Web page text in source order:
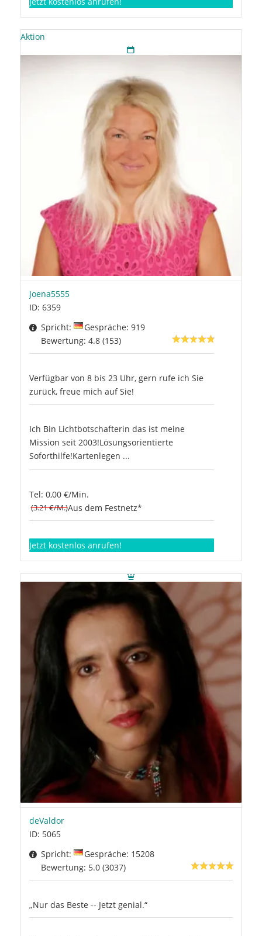
Aktion
Joena5555
ID: 6359
Spricht:
Gespräche: 919
Bewertung: 4.8 (153)
Verfügbar von 8 bis 23 Uhr, gern rufe ich Sie
zurück, freue mich auf Sie!
Ich Bin Lichtbotschafterin das ist meine
Mission seit 2003!Lösungsorientierte
Soforthilfe!Kartenlegen ...
Tel: 0,00 €/Min.
(3.21 €/M.)Aus dem Festnetz*
Jetzt kostenlos anrufen!
deValdor
ID: 5065
Spricht:
Gespräche: 15208
Bewertung: 5.0 (3037)
„Nur das Beste -- Jetzt genial.“